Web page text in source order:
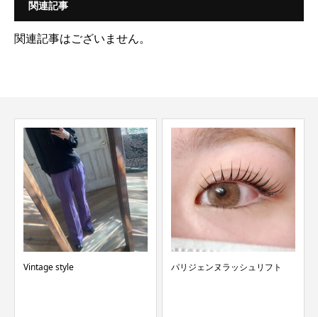
関連記事
関連記事はございません。
Vintage style パリジェンヌラッシュリフト